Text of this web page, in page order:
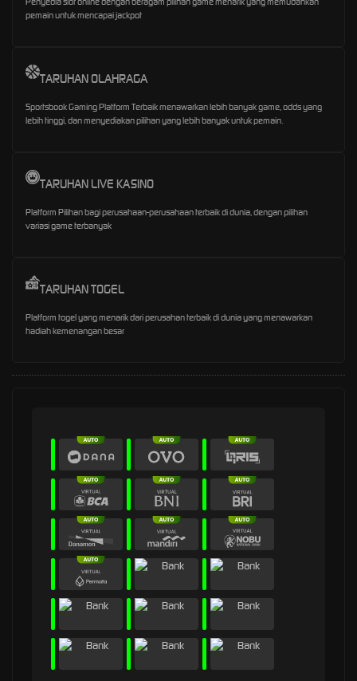
pemain untuk mencapai jackpot
TARUHAN OLAHRAGA
Sportsbook Gaming Platform Terbaik menawarkan lebih banyak game, odds yang
lebih tinggi, dan menyediakan pilihan yang lebih banyak untuk pemain.
TARUHAN LIVE KASINO
Platform Pilihan bagi perusahaan-perusahaan terbaik di dunia, dengan pilihan
variasi game terbanyak
TARUHAN TOGEL
Platform togel yang menarik dari perusahan terbaik di dunia yang menawarkan
hadiah kemenangan besar